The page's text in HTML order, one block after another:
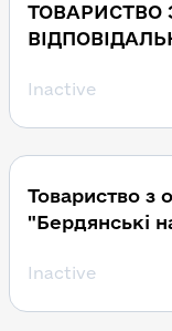
Inactive
Товариство з
"Бердянські
Inactive